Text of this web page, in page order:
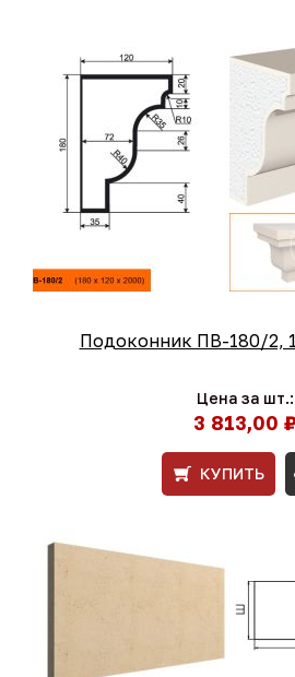
Подоконник ПВ-180/2,
Цена за шт.:
3 813,00
КУПИТЬ